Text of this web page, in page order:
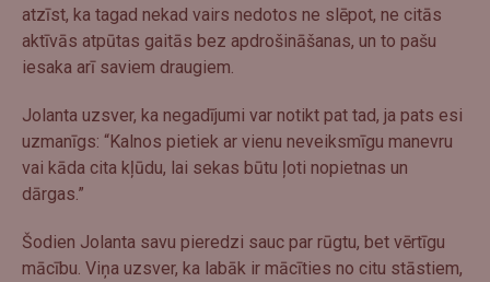
atzīst, ka tagad nekad vairs nedotos ne slēpot, ne citās
aktīvās atpūtas gaitās bez apdrošināšanas, un to pašu
iesaka arī saviem draugiem.
Jolanta uzsver, ka negadījumi var notikt pat tad, ja pats esi
uzmanīgs: “Kalnos pietiek ar vienu neveiksmīgu manevru
vai kāda cita kļūdu, lai sekas būtu ļoti nopietnas un
dārgas.”
Šodien Jolanta savu pieredzi sauc par rūgtu, bet vērtīgu
mācību. Viņa uzsver, ka labāk ir mācīties no citu stāstiem,